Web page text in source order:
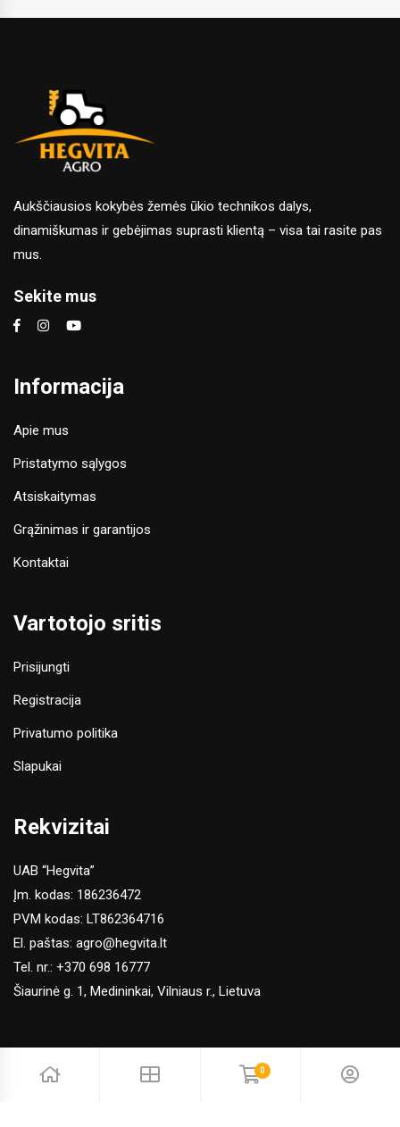
Aukščiausios kokybės žemės ūkio technikos dalys,
dinamiškumas ir gebėjimas suprasti klientą – visa tai rasite pas
mus.
Sekite mus
Informacija
Apie mus
Pristatymo sąlygos
Atsiskaitymas
Grąžinimas ir garantijos
Kontaktai
Vartotojo sritis
Prisijungti
Registracija
Privatumo politika
Slapukai
Rekvizitai
UAB “Hegvita”
Įm. kodas: 186236472
PVM kodas: LT862364716
El. paštas: agro@hegvita.lt
Tel. nr.: +370 698 16777
Šiaurinė g. 1, Medininkai, Vilniaus r., Lietuva
0